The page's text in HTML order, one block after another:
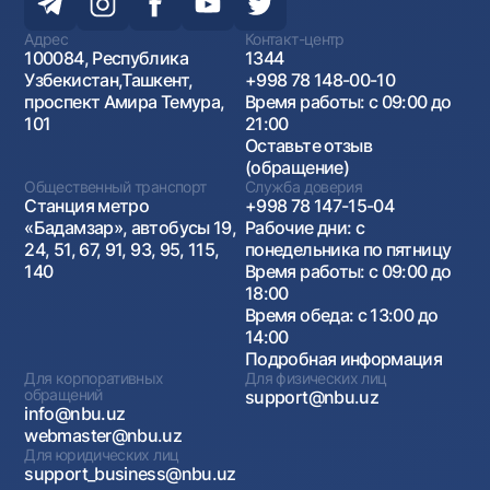
Адрес
100084, Республика
Узбекистан,Ташкент,
проспект Амира Темура,
101
Контакт-центр
1344
+998 78 148-00-10
Время работы: с 09:00 до
21:00
Оставьте отзыв
(обращение)
Общественный транспорт
Станция метро
«Бадамзар», автобусы 19,
24, 51, 67, 91, 93, 95, 115,
140
Служба доверия
+998 78 147-15-04
Рабочие дни: с
понедельника по пятницу
Время работы: с 09:00 до
18:00
Время обеда: с 13:00 до
14:00
Подробная информация
Для корпоративных
обращений
info@nbu.uz
webmaster@nbu.uz
Для физических лиц
support@nbu.uz
Для юридических лиц
support_business@nbu.uz